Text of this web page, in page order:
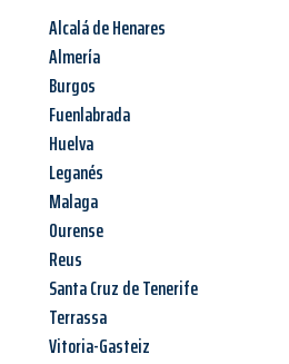
Alcalá de Henares
Almería
Burgos
Fuenlabrada
Huelva
Leganés
Malaga
Ourense
Reus
Santa Cruz de Tenerife
Terrassa
Vitoria-Gasteiz